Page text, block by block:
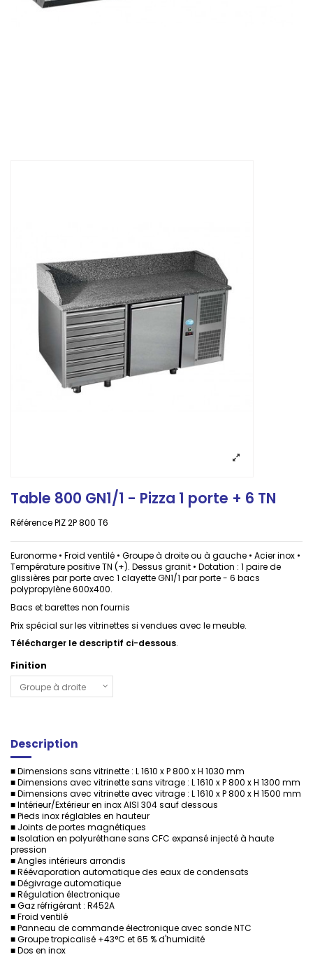
Table 800 GN1/1 - Pizza 1 porte + 6 TN
RéférencePIZ 2P 800 T6
Euronorme • Froid ventilé • Groupe à droite ou à gauche • Acier inox •
Température positive TN (+). Dessus granit • Dotation : 1 paire de
glissières par porte avec 1 clayette GN1/1 par porte - 6 bacs
polypropylène 600x400.
Bacs et barettes non fournis
Prix spécial sur les vitrinettes si vendues avec le meuble.
Télécharger le descriptif ci-dessous.
Finition
Description
■ Dimensions sans vitrinette : L 1610 x P 800 x H 1030 mm
■ Dimensions avec vitrinette sans vitrage : L 1610 x P 800 x H 1300 mm
■ Dimensions avec vitrinette avec vitrage : L 1610 x P 800 x H 1500 mm
■ Intérieur/Extérieur en inox AISI 304 sauf dessous
■ Pieds inox réglables en hauteur
■ Joints de portes magnétiques
■ Isolation en polyuréthane sans CFC expansé injecté à haute
pression
■ Angles intérieurs arrondis
■ Réévaporation automatique des eaux de condensats
■ Dégivrage automatique
■ Régulation électronique
■ Gaz réfrigérant : R452A
■ Froid ventilé
■ Panneau de commande électronique avec sonde NTC
■ Groupe tropicalisé +43°C et 65 % d'humidité
■ Dos en inox